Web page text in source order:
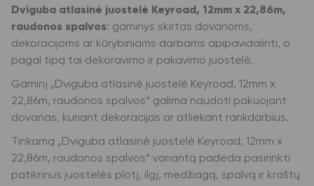
Dviguba atlasinė juostelė Keyroad, 12mm x 22,86m,
raudonos spalvos: gaminys skirtas dovanoms,
dekoracijoms ar kūrybiniams darbams apipavidalinti, o
pagal tipą tai dekoravimo ir pakavimo juostelė.
Gaminį „Dviguba atlasinė juostelė Keyroad, 12mm x
22,86m, raudonos spalvos“ galima naudoti pakuojant
dovanas, kuriant dekoracijas ar atliekant rankdarbius.
Tinkamą „Dviguba atlasinė juostelė Keyroad, 12mm x
22,86m, raudonos spalvos“ variantą padeda pasirinkti
patikrinus juostelės plotį, ilgį, medžiagą, spalvą ir kraštų